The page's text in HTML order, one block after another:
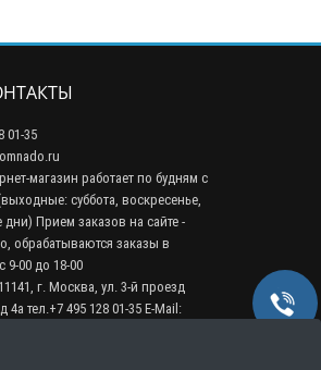
01-35
магазин работает по будням с
суббота, воскресенье,
Прием заказов на сайте -
обрабатываются заказы в
9-00 до 18-00
г. Москва, ул. 3-й проезд
тел.+7 495 128 01-35 E-Mail: